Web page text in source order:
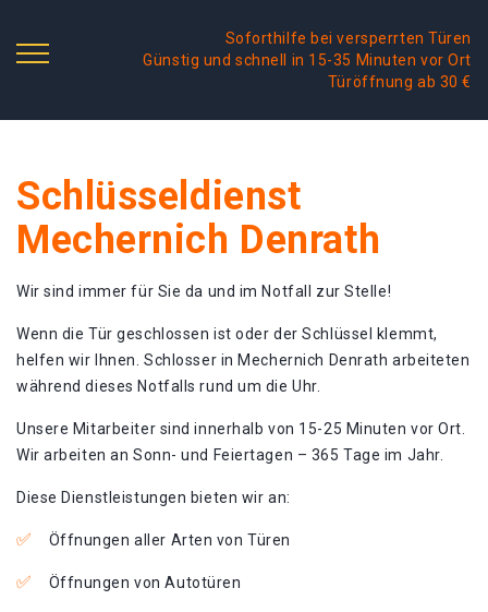
Soforthilfe bei versperrten Türen
Günstig und schnell in 15-35 Minuten vor Ort
Türöffnung ab 30 €
Schlüsseldienst
Mechernich Denrath
Wir sind immer für Sie da und im Notfall zur Stelle!
Wenn die Tür geschlossen ist oder der Schlüssel klemmt,
helfen wir Ihnen. Schlosser in Mechernich Denrath arbeiteten
während dieses Notfalls rund um die Uhr.
Unsere Mitarbeiter sind innerhalb von 15-25 Minuten vor Ort.
Wir arbeiten an Sonn- und Feiertagen – 365 Tage im Jahr.
Diese Dienstleistungen bieten wir an:
Öffnungen aller Arten von Türen
Öffnungen von Autotüren